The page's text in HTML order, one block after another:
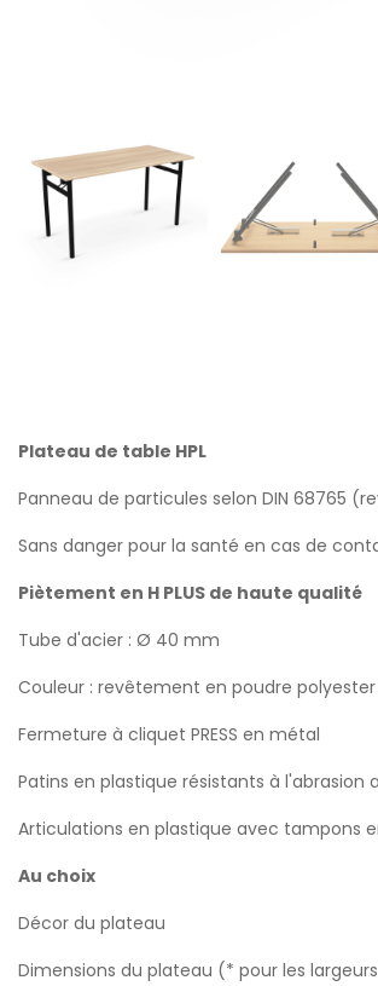
Plateau de table HPL
Panneau de particules selon DIN 68765
Sans danger pour la santé en cas de
Piètement en H PLUS de haute qualité
Tube d'acier : Ø 40 mm
Couleur : revêtement en poudre
Fermeture à cliquet PRESS en métal
Patins en plastique résistants à l'abrasion
Articulations en plastique avec tampons
Au choix
Décor du plateau
Dimensions du plateau (* pour les